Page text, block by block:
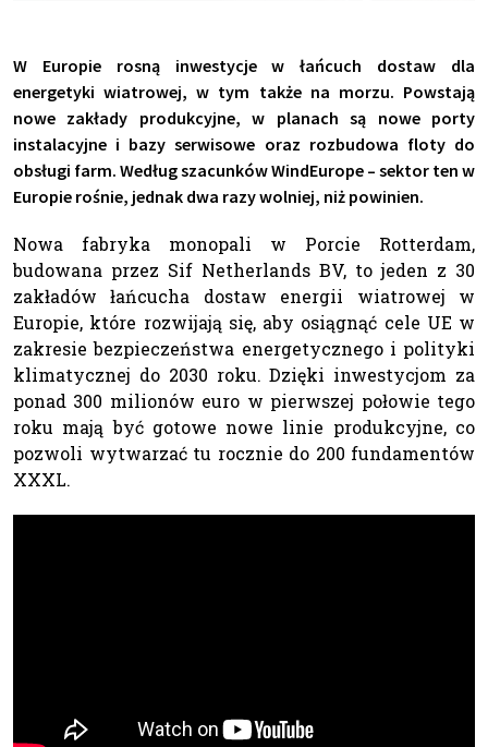
W Europie rosną inwestycje w łańcuch dostaw dla
energetyki wiatrowej, w tym także na morzu. Powstają
nowe zakłady produkcyjne, w planach są nowe porty
instalacyjne i bazy serwisowe oraz rozbudowa floty do
obsługi farm. Według szacunków WindEurope – sektor ten w
Europie rośnie, jednak dwa razy wolniej, niż powinien.
Nowa fabryka monopali w Porcie Rotterdam,
budowana przez Sif Netherlands BV, to jeden z 30
zakładów łańcucha dostaw energii wiatrowej w
Europie, które rozwijają się, aby osiągnąć cele UE w
zakresie bezpieczeństwa energetycznego i polityki
klimatycznej do 2030 roku. Dzięki inwestycjom za
ponad 300 milionów euro w pierwszej połowie tego
roku mają być gotowe nowe linie produkcyjne, co
pozwoli wytwarzać tu rocznie do 200 fundamentów
XXXL.